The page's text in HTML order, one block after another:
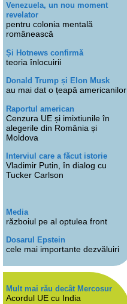
Venezuela, un nou moment
revelator
pentru colonia mentală
românească
Și Hotnews confirmă
teoria înlocuirii
Donald Trump și Elon Musk
au mai dat o țeapă americanilor
Raportul american
Cenzura UE și imixtiunile în
alegerile din România și
Moldova
Interviul care a făcut istorie
Vladimir Putin, în dialog cu
Tucker Carlson
Media
războiul pe al optulea front
Dosarul Epstein
cele mai importante dezvăluiri
Mult mai rău decât Mercosur
Acordul UE cu India